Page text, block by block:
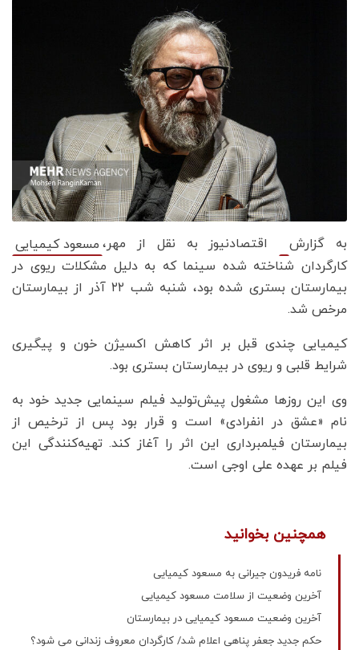
به گزارش اقتصادنیوز به نقل از مهر، مسعود کیمیایی
کارگردان شناخته شده سینما که به دلیل مشکلات ریوی در
بیمارستان بستری شده بود، شنبه شب ۲۲ آذر از بیمارستان
مرخص شد.
کیمیایی چندی قبل بر اثر کاهش اکسیژن خون و پیگیری
شرایط قلبی و ریوی در بیمارستان بستری بود.
وی این روزها مشغول پیش‌تولید فیلم سینمایی جدید خود به
نام «عشق در انفرادی» است و قرار بود پس از ترخیص از
بیمارستان فیلمبرداری این اثر را آغاز کند. تهیه‌کنندگی این
فیلم بر عهده علی اوجی است.
همچنین بخوانید
نامه فریدون جیرانی به مسعود کیمیایی
آخرین وضعیت از سلامت مسعود کیمیایی
آخرین وضعیت مسعود کیمیایی در بیمارستان
حکم جدید جعفر پناهی اعلام شد/ کارگردان معروف زندانی می شود؟